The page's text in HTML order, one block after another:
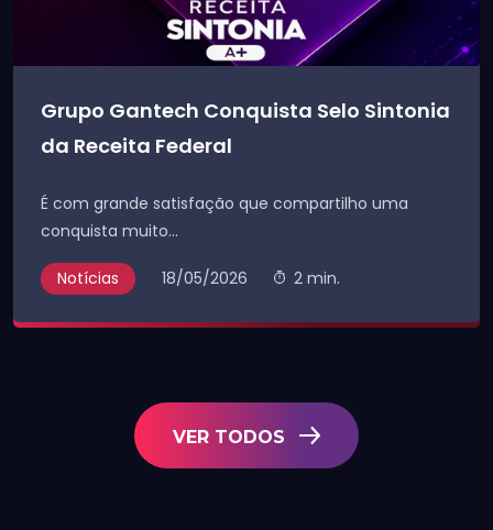
Grupo Gantech Conquista Selo Sintonia
da Receita Federal
É com grande satisfação que compartilho uma
conquista muito...
Notícias 18/05/2026 2 min.
VER TODOS